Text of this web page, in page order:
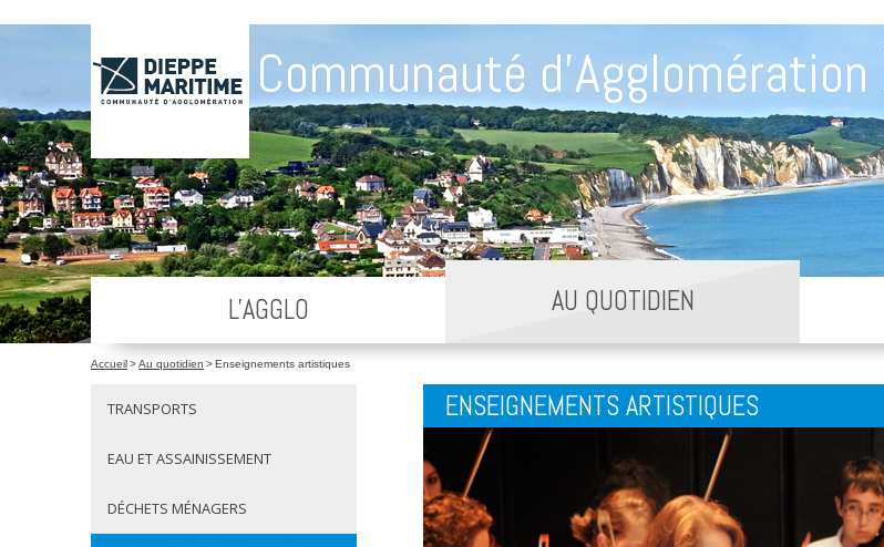
Communauté d'Agglomération
Accueil>Au quotidien >Enseignements artistiques
L'AGGLO AU QUOTIDIEN
TRANSPORTS
EAU ET ASSAINISSEMENT
DÉCHETS MÉNAGERS
ENSEIGNEMENTS ARTISTIQUES